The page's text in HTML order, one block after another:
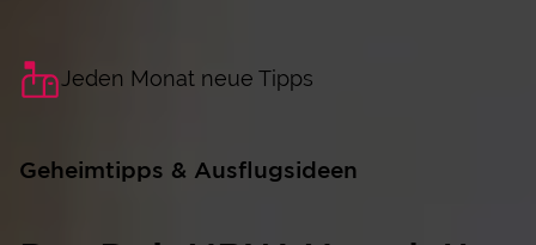
Jeden Monat neue Tipps
Geheimtipps & Ausflugsideen